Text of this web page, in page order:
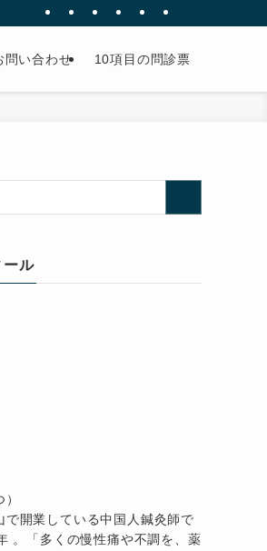
い合わせ 10項目の問診票
ール
で開業している中国人鍼灸師で
。「多くの慢性痛や不調を、薬